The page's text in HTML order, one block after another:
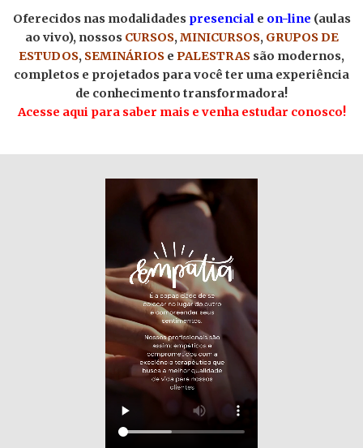
Oferecidos nas modalidades presenciale on-line (aulas
ao vivo), nossos CURSOS,MINICURSOS, GRUPOS DE
ESTUDOS, SEMINÁRIOS e PALESTRAS são modernos,
completos e projetados para você ter uma experiência
de conhecimento transformadora!
Acesse aqui para saber mais e venha estudar conosco!